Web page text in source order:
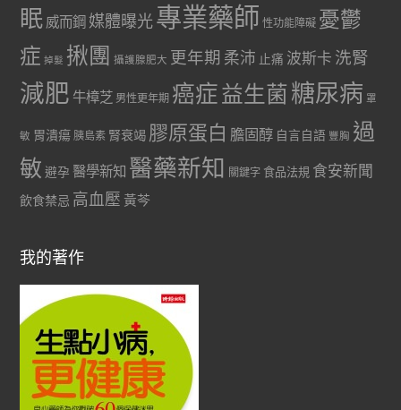
眠 威而鋼 媒體曝光專業藥師 性功能障礙 憂鬱
症 掉髮 揪團 攝護腺肥大 更年期 柔沛 止痛 波斯卡 洗腎
減肥 牛樟芝 男性更年期 癌症益生菌 糖尿病 罩
敏 胃潰瘍 胰島素 腎衰竭 膠原蛋白 膽固醇 自言自語 豐胸 過
敏 避孕 醫學新知 醫藥新知 關鍵字 食品法規 食安新聞
飲食禁忌 高血壓 黃芩
我的著作